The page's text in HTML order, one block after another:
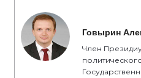
Говырин
Член